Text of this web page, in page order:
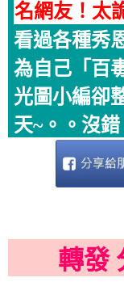
名網友！太
看過各種秀
為自己「百
光圖小編卻
天~。。沒
轉發